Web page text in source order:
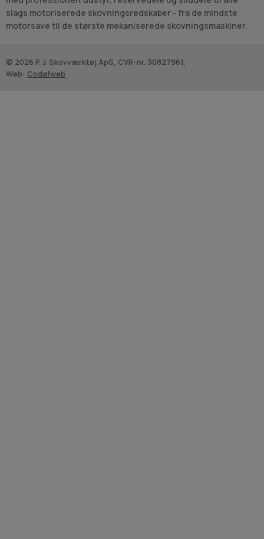
slags motoriserede skovningsredskaber - fra de mindste
motorsave til de største mekaniserede skovningsmaskiner.
© 2026 P. J. Skovværktøj ApS, CVR-nr. 30827961.
Web: Codafweb